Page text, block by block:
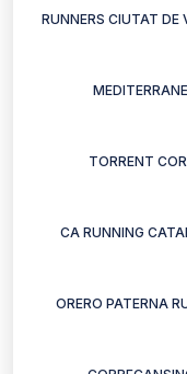
RUNNERS CIUTAT DE
TORRENT
CA RUNNING
ORERO PATERNA